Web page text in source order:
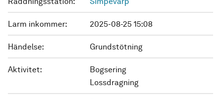
Larm inkommer: 2025-08-25 15:08
Händelse: Grundstötning
Aktivitet:
Bogsering
Lossdragning